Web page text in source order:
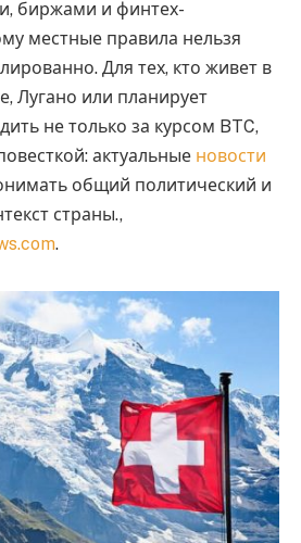
биржами и финтех-
местные правила нельзя
Для тех, кто живет в
Лугано или планирует
не только за курсом BTC,
актуальные новости
общий политический и
страны.,
.